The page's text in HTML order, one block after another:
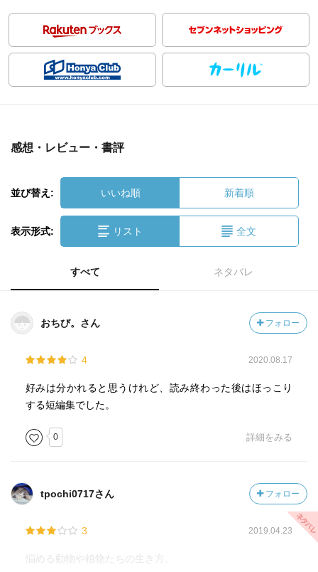
感想・レビュー・書評
並び替え: いいね順 新着順
表示形式: リスト 全文
すべて ネタバレ
おちび。さん フォロー
4 2020.08.17
好みは分かれると思うけれど、読み終わった後はほっこり
する短編集でした。
0 詳細をみる
tpochi0717さん フォロー
3 2019.04.23
悩める動物や植物たちの生き方。